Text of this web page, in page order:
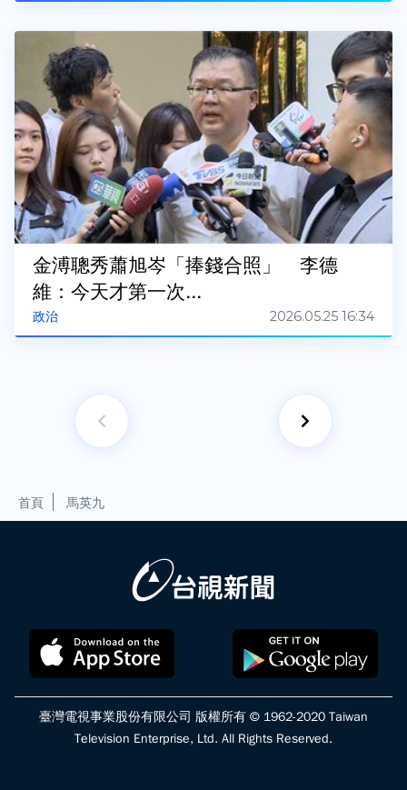
政治
金溥聰秀蕭旭岑「捧錢合照」 李德
維：今天才第一次...
2026.05.25 16:34
首頁 馬英九
臺灣電視事業股份有限公司 版權所有 © 1962-2020 Taiwan
Television Enterprise, Ltd. All Rights Reserved.